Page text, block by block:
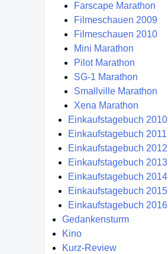
Farscape Marathon
Filmeschauen 2009
Filmeschauen 2010
Mini Marathon
Pilot Marathon
SG-1 Marathon
Smallville Marathon
Xena Marathon
Einkaufstagebuch 2010
Einkaufstagebuch 2011
Einkaufstagebuch 2012
Einkaufstagebuch 2013
Einkaufstagebuch 2014
Einkaufstagebuch 2015
Einkaufstagebuch 2016
Gedankensturm
Kino
Kurz-Review